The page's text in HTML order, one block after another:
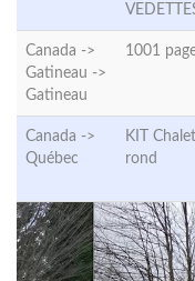
Canada ->
Gatineau ->
Gatineau
1001
Canada ->
Québec
KIT
rond